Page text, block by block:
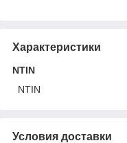
Характеристики
NTIN
NTIN
Условия доставки